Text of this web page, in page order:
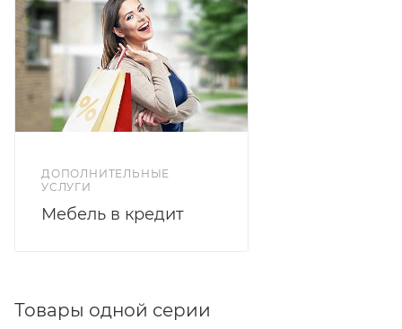
ДОПОЛНИТЕЛЬНЫЕ
УСЛУГИ
Мебель в кредит
Товары одной серии